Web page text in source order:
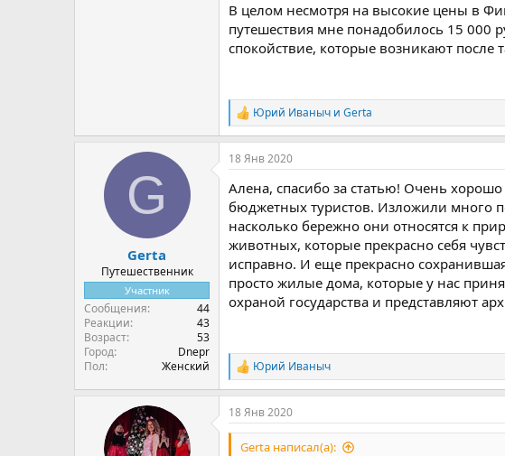
В целом несмотря на высокие цены в
путешествия мне понадобилось 15 000
спокойствие, которые возникают
Р
е
а
к
и
и
Юрий Иваныч и Gerta
G
Gerta
Путешественник
Участник
Сообщения
44
Реакции
43
Возраст
53
Город
Dnepr
Пол
Женский
18 Янв 2020
Алена, спасибо за статью! Очень
бюджетных туристов. Изложили много
насколько бережно они относятся к
животных, которые прекрасно себя
исправно. И еще прекрасно
просто жилые дома, которые у нас
охраной государства и представляют
Р
е
а
к
ц
и
Юрий Иваныч
18 Янв 2020
Gerta написал(а):